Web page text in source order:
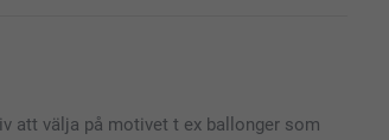
du är nöjd med produkterna och vår
att välja på motivet t ex ballonger som